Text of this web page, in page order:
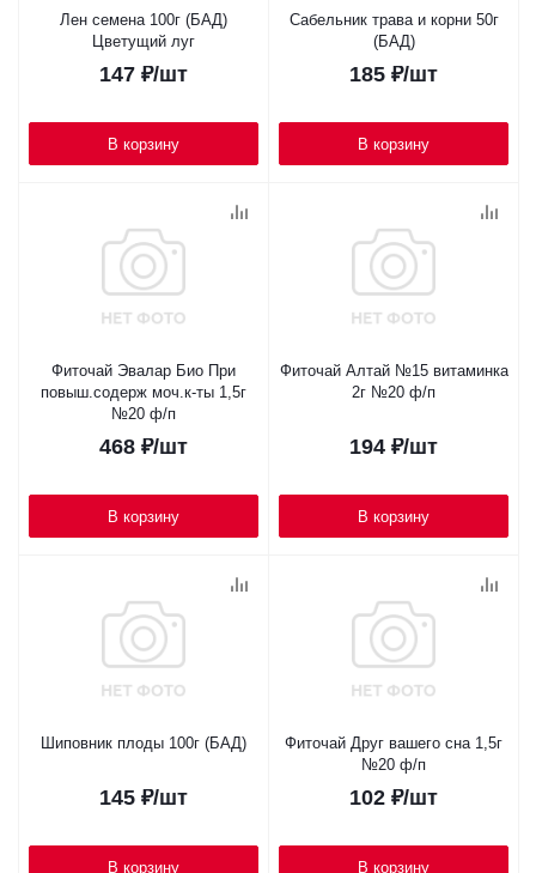
Лен семена 100г (БАД)
Цветущий луг
147 ₽/шт
В корзину
Сабельник трава и корни 50г
(БАД)
185 ₽/шт
В корзину
Фиточай Эвалар Био При
повыш.содерж моч.к-ты 1,5г
№20 ф/п
468 ₽/шт
В корзину
Фиточай Алтай №15 витаминка
2г №20 ф/п
194 ₽/шт
В корзину
Шиповник плоды 100г (БАД)
145 ₽/шт
В корзину
Фиточай Друг вашего сна 1,5г
№20 ф/п
102 ₽/шт
В корзину